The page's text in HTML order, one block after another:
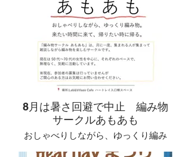
初めて参加される方 ５名
２回目以降参加される方 ５名
6/15(月)までに初めての方枠が埋まら
ない時は２回目以降の方も６名以上申
込るようにいたします。
参加費：ドリンクと軽食付き
1000円
参加費不要、要ワンドリンクオーダー
8月は暑さ回避で中止 編み物
サークルあもあも
おしゃべりしながら、ゆっくり編み